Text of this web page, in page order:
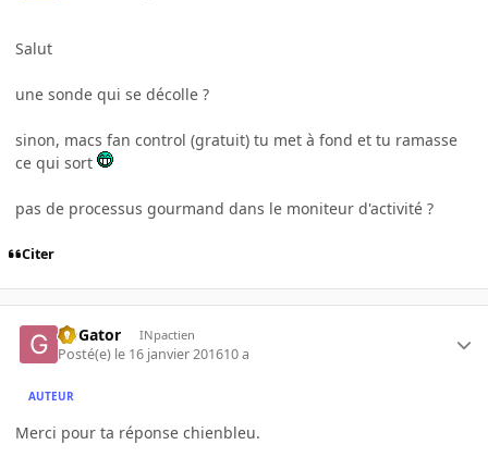
Salut
une sonde qui se décolle ?
sinon, macs fan control (gratuit) tu met à fond et tu ramasse
ce qui sort
pas de processus gourmand dans le moniteur d'activité ?
Citer
GoGator INpactien
Posté(e) le 16 janvier 201610 a
AUTEUR
Merci pour ta réponse chienbleu.